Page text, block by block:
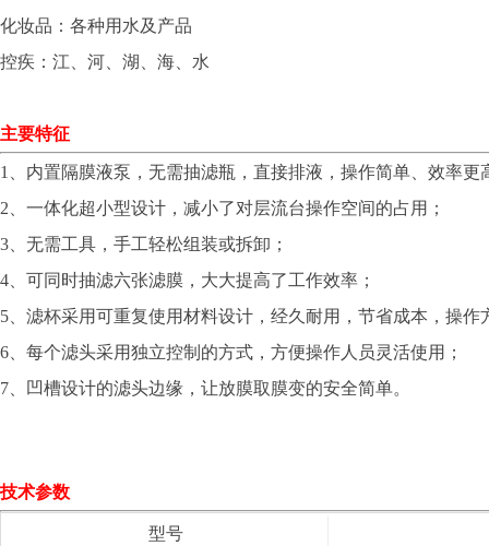
化妆品：各种用水及产品
控疾：江、河、湖、海、水
主要特征
1、内置隔膜液泵，无需抽滤瓶，直接排液，操作简单、效率更
2、一体化超小型设计，减小了对层流台操作空间的占用；
3、无需工具，手工轻松组装或拆卸；
4、可同时抽滤六张滤膜，大大提高了工作效率；
5、滤杯采用可重复使用材料设计，经久耐用，节省成本，操作
6、每个滤头采用独立控制的方式，方便操作人员灵活使用；
7、凹槽设计的滤头边缘，让放膜取膜变的安全简单。
技术参数
型号